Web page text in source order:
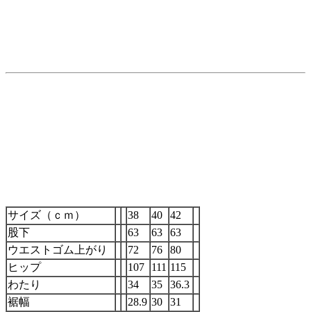
サイズ（ｃｍ） 38 40
42
股下
63 63
63
ウエストゴム上がり
72 76
80
ヒップ
107 111 115
わたり
34 35
36.3
裾幅
28.9 30 31